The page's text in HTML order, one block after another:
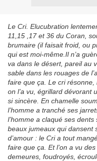
Le Cri. Elucubration
11,15 ,17 et 36 du Coran,
brumaire (il faisait froid, ou
qui est moi-même.Il n’a
va dans le désert, pareil au
sable dans les rouages de
faire que ça. Le cri
on l’a vu, égrillard dévorant
si sincère. En chamelle
l’homme a tranché ses
l’homme a claqué ses
beaux jumeaux qui dansent
d’amour : le Cri a tout
faire que ça. Et l’on a vu
demeures, foudroyés,